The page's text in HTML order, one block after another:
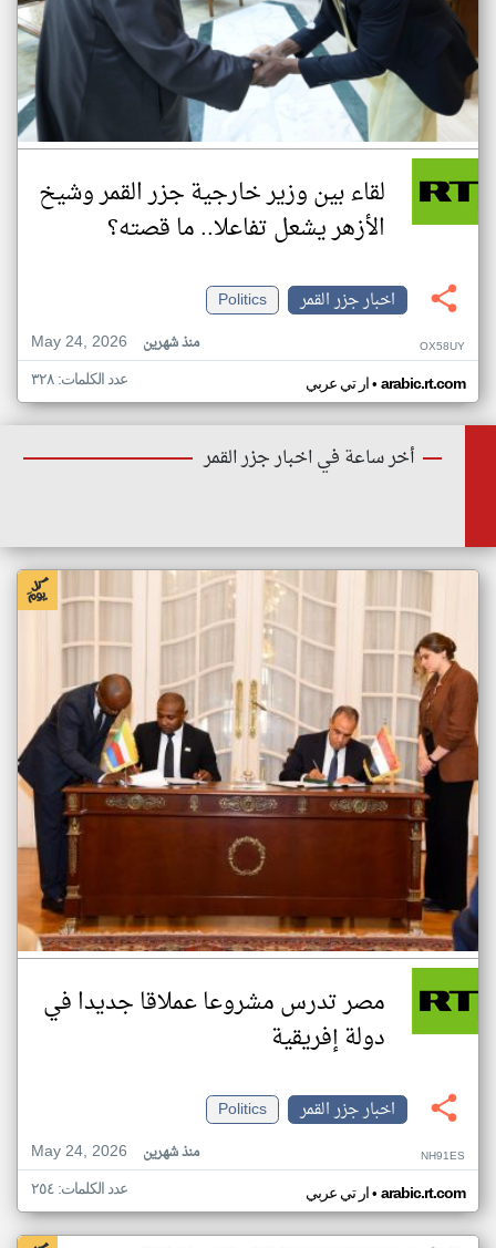
لقاء بين وزير خارجية جزر القمر وشيخ
الأزهر يشعل تفاعلا.. ما قصته؟
اخبار جزر القمر
Politics
May 24, 2026
منذ شهرين OX58UY
ار تي عربي• arabic.rt.com عدد الكلمات: ٣٢٨
أخر ساعة في اخبار جزر القمر
مصر تدرس مشروعا عملاقا جديدا في
دولة إفريقية
اخبار جزر القمر
Politics
May 24, 2026
منذ شهرين NH91ES
ار تي عربي• arabic.rt.com عدد الكلمات: ٢٥٤